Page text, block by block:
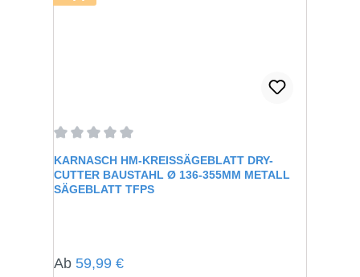
Durchschnittliche Bewertung von 0 von 5 Sternen
KARNASCH HM-KREISSÄGEBLATT DRY-
CUTTER BAUSTAHL Ø 136-355MM METALL
SÄGEBLATT TFPS
Regulärer Preis:
Ab 59,99 €